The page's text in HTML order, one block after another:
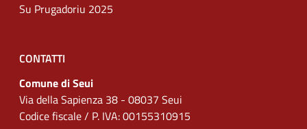
Su Prugadoriu 2025
CONTATTI
Comune di Seui
Via della Sapienza 38 - 08037 Seui
Codice fiscale / P. IVA: 00155310915